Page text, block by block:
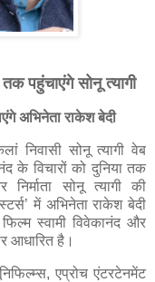
पहुंचाएंगे सोनू त्यागी
अभिनेता राकेश बेदी
निवासी सोनू त्यागी वेब
के विचारों को दुनिया तक
सोनू त्यागी की
में अभिनेता राकेश बेदी
स्वामी विवेकानंद और
आधारित है।
एप्रोच एंटरटेनमेंट